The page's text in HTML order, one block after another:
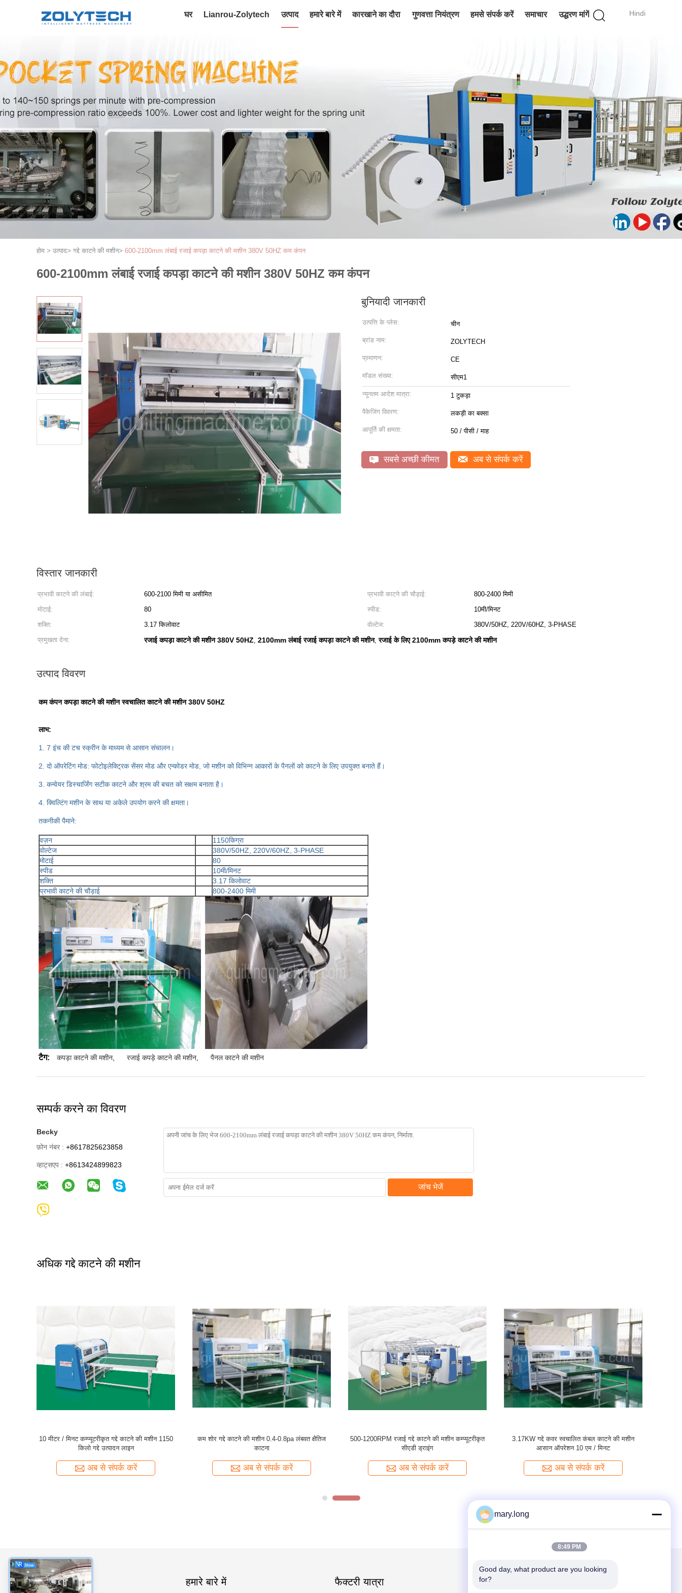
Hindi
घर Lianrou-Zolytech उत्पाद हमारे बारे में कारखाने का दौरा गुणवत्ता नियंत्रण हमसे संपर्क करें समाचार उद्धरण मांगें
होम > उत्पाद> गद्दे काटने की मशीन> 600-2100mm लंबाई रजाई कपड़ा काटने की मशीन 380V 50HZ कम कंपन
600-2100mm लंबाई रजाई कपड़ा काटने की मशीन 380V 50HZ कम कंपन
बुनियादी जानकारी
उत्पत्ति के प्लेस: चीन
ब्रांड नाम: ZOLYTECH
प्रमाणन: CE
मॉडल संख्या: सीएम1
न्यूनतम आदेश मात्रा: 1 टुकड़ा
पैकेजिंग विवरण: लकड़ी का बक्सा
आपूर्ति की क्षमता: 50 / पीसी / माह
सबसे अच्छी कीमत अब से संपर्क करें
विस्तार जानकारी
प्रभावी काटने की लंबाई: 600-2100 मिमी या असीमित प्रभावी काटने की चौड़ाई:
800-2400 मिमी
मोटाई:
80 स्पीड:
10मी/मिनट
शक्ति:
3.17 किलोवाट वोल्टेज:
380V/50HZ, 220V/60HZ, 3-PHASE
प्रमुखता देना:
रजाई कपड़ा काटने की मशीन 380V 50HZ, 2100mm लंबाई रजाई कपड़ा काटने की मशीन,रजाई के लिए 2100mm कपड़े काटने की मशीन
उत्पाद विवरण
कम कंपन कपड़ा काटने की मशीन स्वचालित काटने की मशीन 380V 50HZ
लाभ:
1. 7 इंच की टच स्क्रीन के माध्यम से आसान संचालन।
2. दो ऑपरेटिंग मोड: फोटोइलेक्ट्रिक सेंसर मोड और एन्कोडर मोड, जो मशीन को विभिन्न आकारों के पैनलों को काटने के लिए उपयुक्त बनाते हैं।
3. कन्वेयर डिस्चार्जिंग सटीक काटने और श्रम की बचत को सक्षम बनाता है।
4. क्विल्टिंग मशीन के साथ या अकेले उपयोग करने की क्षमता।
तकनीकी पैमाने:
वज़न
1150किग्रा
वोल्टेज
380V/50HZ, 220V/60HZ, 3-PHASE
मोटाई
80
स्पीड
10मी/मिनट
शक्ति
3.17 किलोवाट
प्रभावी काटने की चौड़ाई
800-2400 मिमी
टैग: कपड़ा काटने की मशीन रजाई कपड़े काटने की मशीन पैनल काटने की मशीन
सम्पर्क करने का विवरण
Becky
फ़ोन नंबर : +8617825623858
व्हाट्सएप : +8613424899823
जांच भेजें
अधिक गद्दे काटने की मशीन
10 मीटर / मिनट कम्प्यूटरीकृत गद्दे काटने की मशीन 1150
किलो गद्दे उत्पादन लाइन
अब से संपर्क करें
कम शोर गद्दे काटने की मशीन 0.4-0.8pa लंबवत क्षैतिज
काटना
अब से संपर्क करें
500-1200RPM रजाई गद्दे काटने की मशीन कम्प्यूटरीकृत
सीएडी ड्राइंग
अब से संपर्क करें
3.17KW गद्दे कवर स्वचालित कंबल काटने की मशीन
आसान ऑपरेशन 10 एम / मिनट
अब से संपर्क करें
श्रेणियाँ हमारे बारे में फैक्टरी यात्रा हमें मेल करें
mary.long
8:49 PM
Good day, what product are you looking
for?